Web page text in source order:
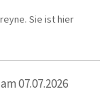
Sie ist hier
am 07.07.2026